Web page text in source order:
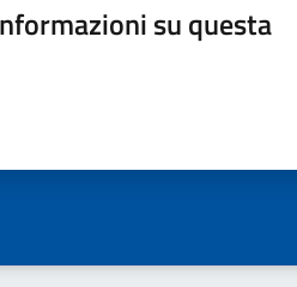
su questa